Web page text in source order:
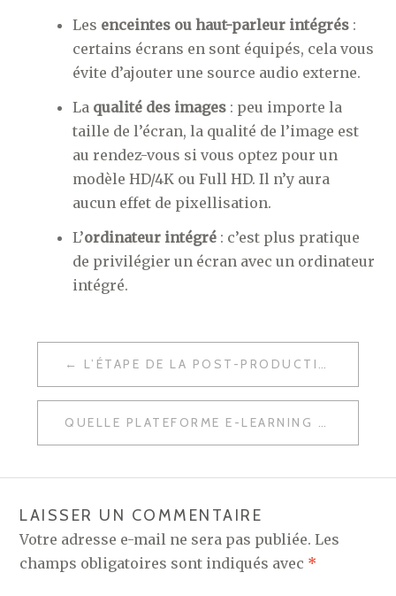
Les enceintes ou haut-parleur intégrés :
certains écrans en sont équipés, cela vous
évite d’ajouter une source audio externe.
La qualité des images : peu importe la
taille de l’écran, la qualité de l’image est
au rendez-vous si vous optez pour un
modèle HD/4K ou Full HD. Il n’y aura
aucun effet de pixellisation.
L’ordinateur intégré : c’est plus pratique
de privilégier un écran avec un ordinateur
intégré.
NAVIGATION
DE
L’ARTICLE
L’ÉTAPE DE LA POST-PRODUCTION : CE QU’IL Y A À SAVOIR
QUELLE PLATEFORME E-LEARNING POUR VENDRE DES COURS EN 2026 ?
LAISSER UN COMMENTAIRE
Votre adresse e-mail ne sera pas publiée. Les
champs obligatoires sont indiqués avec *